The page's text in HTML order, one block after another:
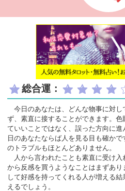
総合運：
今日のあなたは、どんな物事に対し
ず、素直に接することができます。
ていいことではなく、誤った方向に
日のあなたならば人を見る目も確か
のトラブルもほとんどありません。
人から言われたことも素直に受け入
から反感を買うようなことはまずあ
して好感を持ってくれる人が増える
えるでしょう。